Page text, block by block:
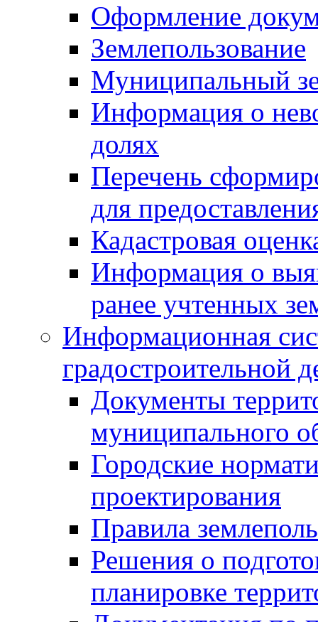
Оформление
Землепользование
Муниципальный
Информация о
долях
Перечень
для
Кадастровая
Информация о
ранее учтенных
Информационная
градостроительной
Документы
муниципального
Городские
проектирования
Правила
Решения о
планировке